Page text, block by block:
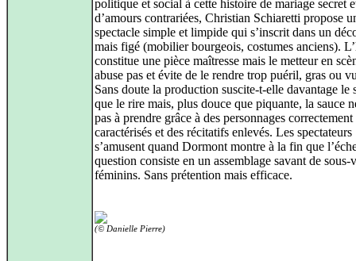
politique et social à cette histoire de mariage secret
d’amours contrariées, Christian Schiaretti propose
spectacle simple et limpide qui s’inscrit dans un
mais figé (mobilier bourgeois, costumes anciens).
constitue une pièce maîtresse mais le metteur en
abuse pas et évite de le rendre trop puéril, gras ou
Sans doute la production suscite-t-elle davantage le
que le rire mais, plus douce que piquante, la sauce
pas à prendre grâce à des personnages correctement
caractérisés et des récitatifs enlevés. Les spectateurs
s’amusent quand Dormont montre à la fin que
question consiste en un assemblage savant de sous-
féminins. Sans prétention mais efficace.
(© Danielle Pierre)